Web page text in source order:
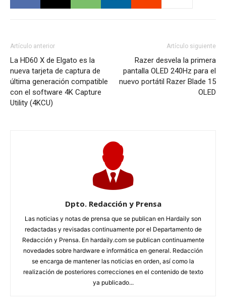
Artículo anterior
La HD60 X de Elgato es la
nueva tarjeta de captura de
última generación compatible
con el software 4K Capture
Utility (4KCU)
Artículo siguiente
Razer desvela la primera
pantalla OLED 240Hz para el
nuevo portátil Razer Blade 15
OLED
Dpto. Redacción y Prensa
Las noticias y notas de prensa que se publican en Hardaily son
redactadas y revisadas continuamente por el Departamento de
Redacción y Prensa. En hardaily.com se publican continuamente
novedades sobre hardware e informática en general. Redacción
se encarga de mantener las noticias en orden, así como la
realización de posteriores correcciones en el contenido de texto
ya publicado...